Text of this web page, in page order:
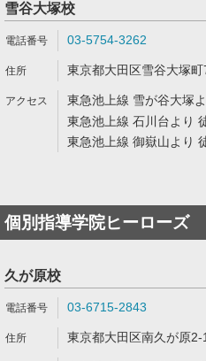
雪谷大塚校
03-5754-3262
東京都大田区雪谷大塚
東急池上線 雪が谷大塚
東急池上線 石川台より
東急池上線 御嶽山より
個別指導学院ヒーローズ
久が原校
03-6715-2843
東京都大田区南久が原